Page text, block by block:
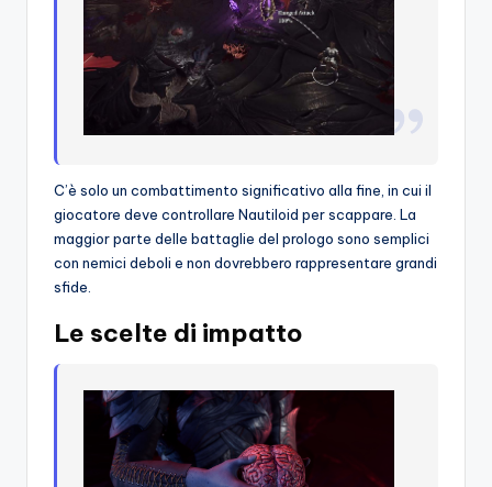
C’è solo un combattimento significativo alla fine, in cui il
giocatore deve controllare Nautiloid per scappare. La
maggior parte delle battaglie del prologo sono semplici
con nemici deboli e non dovrebbero rappresentare grandi
sfide.
Le scelte di impatto